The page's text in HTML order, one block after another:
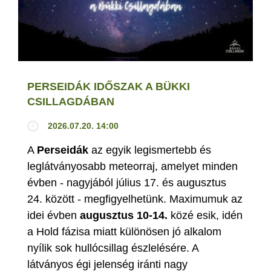
PERSEIDÁK IDŐSZAK A BÜKKI
CSILLAGDÁBAN
2026.07.20. 14:00
A Perseidák az egyik legismertebb és
leglátványosabb meteorraj, amelyet minden
évben - nagyjából július 17. és augusztus
24. között - megfigyelhetünk. Maximumuk az
idei évben augusztus 10-14. közé esik, idén
a Hold fázisa miatt különösen jó alkalom
nyílik sok hullócsillag észlelésére. A
látványos égi jelenség iránti nagy